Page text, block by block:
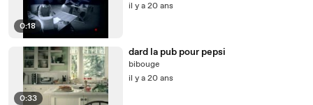
0:18
il y a 20 ans
0:33
dard la pub pour pepsi
bibouge
il y a 20 ans